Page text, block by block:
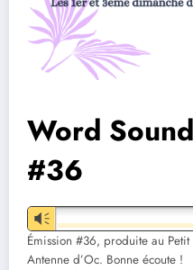
Word
#36
Vm
Émission #36, produite au
Antenne d’Oc. Bonne écoute !